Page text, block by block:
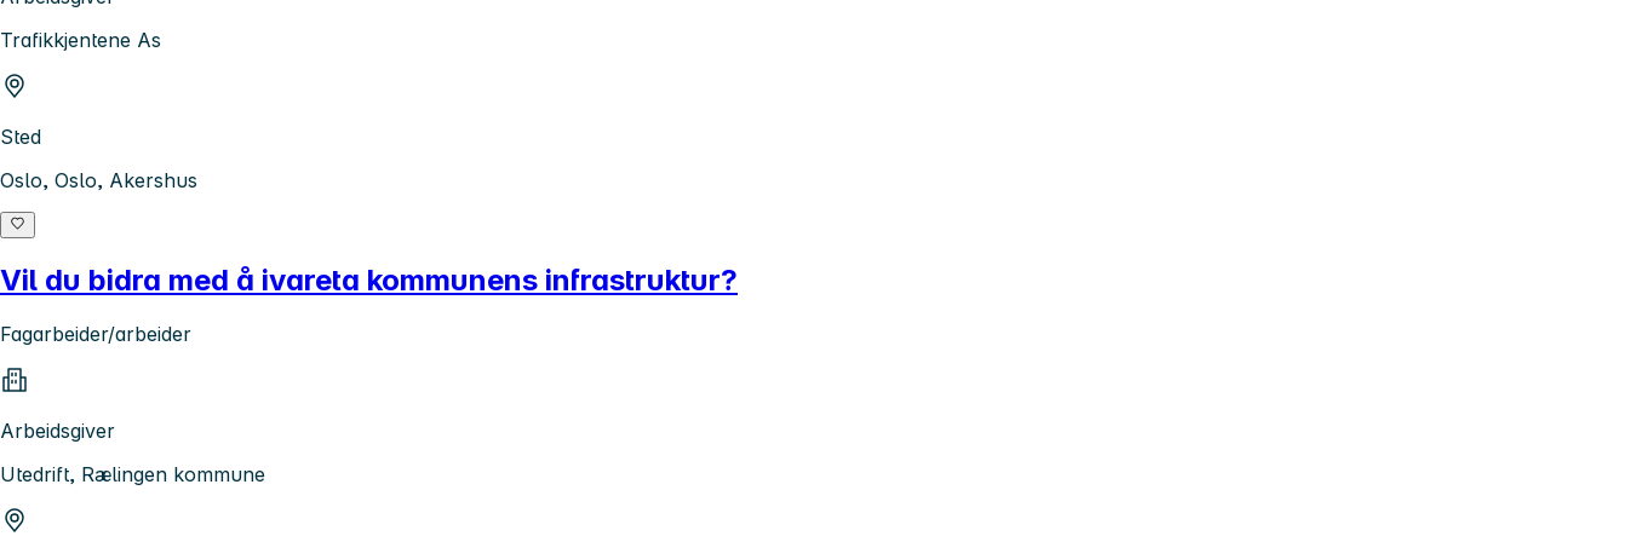
Trafikkjentene As
Sted
Oslo, Oslo, Akershus
Vil du bidra med å ivareta kommunens infrastruktur?
Fagarbeider/arbeider
Arbeidsgiver
Utedrift, Rælingen kommune